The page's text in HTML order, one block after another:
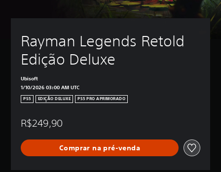
Rayman Legends Retold
Edição Deluxe
Ubisoft
1/10/2026 03:00 AM UTC
PS5 EDIÇÃO DELUXE PS5 PRO APRIMORADO
R$249,90
Comprar na pré-venda